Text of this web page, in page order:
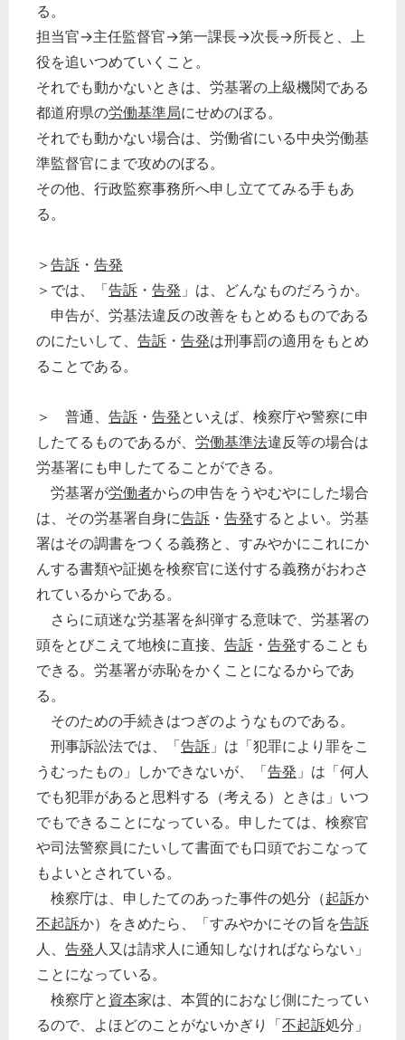
る。
担当官→主任監督官→第一課長→次長→所長と、上
役を追いつめていくこと。
それでも動かないときは、労基署の上級機関である
都道府県の労働基準局にせめのぼる。
それでも動かない場合は、労働省にいる中央労働基
準監督官にまで攻めのぼる。
その他、行政監察事務所へ申し立ててみる手もあ
る。
＞ 告訴 ・ 告発
＞では、「告訴 ・ 告発 」は、どんなものだろうか。
申告が、労基法違反の改善をもとめるものである
のにたいして、 告訴 ・ 告発は刑事罰の適用をもとめ
ることである。
＞ 普通、 告訴 ・ 告発といえば、検察庁や警察に申
したてるものであるが、 労働基準法違反等の場合は
労基署にも申したてることができる。
労基署が労働者からの申告をうやむやにした場合
は、その労基署自身に告訴 ・ 告発するとよい。労基
署はその調書をつくる義務と、すみやかにこれにか
んする書類や証拠を検察官に送付する義務がおわさ
れているからである。
さらに頑迷な労基署を糾弾する意味で、労基署の
頭をとびこえて地検に直接、 告訴 ・ 告発することも
できる。労基署が赤恥をかくことになるからであ
る。
そのための手続きはつぎのようなものである。
刑事訴訟法では、「告訴 」は「犯罪により罪をこ
うむったもの」しかできないが、「告発 」は「何人
でも犯罪があると思料する（考える）ときは」いつ
でもできることになっている。申したては、検察官
や司法警察員にたいして書面でも口頭でおこなって
もよいとされている。
検察庁は、申したてのあった事件の処分（起訴か
不起訴か）をきめたら、「すみやかにその旨を告訴
人、 告発人又は請求人に通知しなければならない」
ことになっている。
検察庁と 資本家は、本質的におなじ側にたってい
るので、よほどのことがないかぎり「不起訴処分」